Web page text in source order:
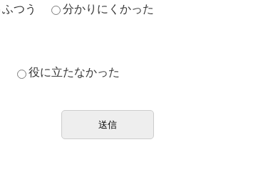
ふつう 分かりにくかった
役に立たなかった